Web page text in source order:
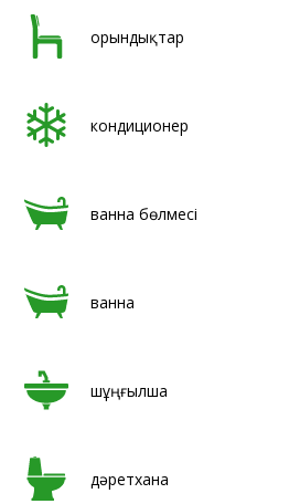
орындықтар
кондиционер
ванна бөлмесі
ванна
шұңғылша
дәретхана